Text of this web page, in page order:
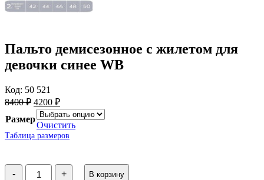
Пальто демисезонное с жилетом для
девочки синее WB
Код: 50 521
8400₽ Первоначальная
цена
составляла
8400 ₽.
4200 ₽Текущая
цена:
4200 ₽.
Размер
Очистить
Таблица размеров
-
Количество
товара
+ В корзину